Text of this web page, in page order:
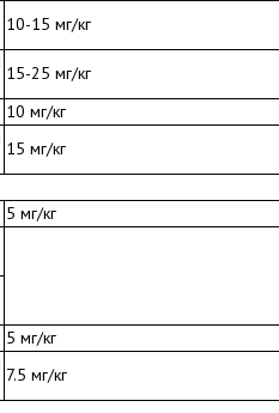
10-15 мг/кг
15-25 мг/кг
10 мг/кг
15 мг/кг
5 мг/кг
5 мг/кг
7.5 мг/кг